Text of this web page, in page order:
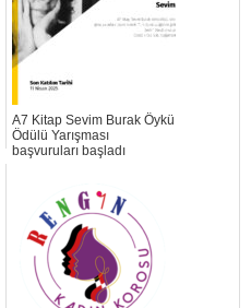
A7 Kitap Sevim Burak Öykü
Ödülü Yarışması
başvuruları başladı